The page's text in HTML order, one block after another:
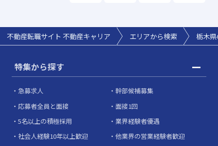
不動産転職サイト 不動産キャリア エリアから検索 栃木
特集から探す
急募求人
幹部候補募集
応募者全員と面接
面接1回
5名以上の積極採用
業界経験者優遇
社会人経験10年以上歓迎
他業界の営業経験者歓迎